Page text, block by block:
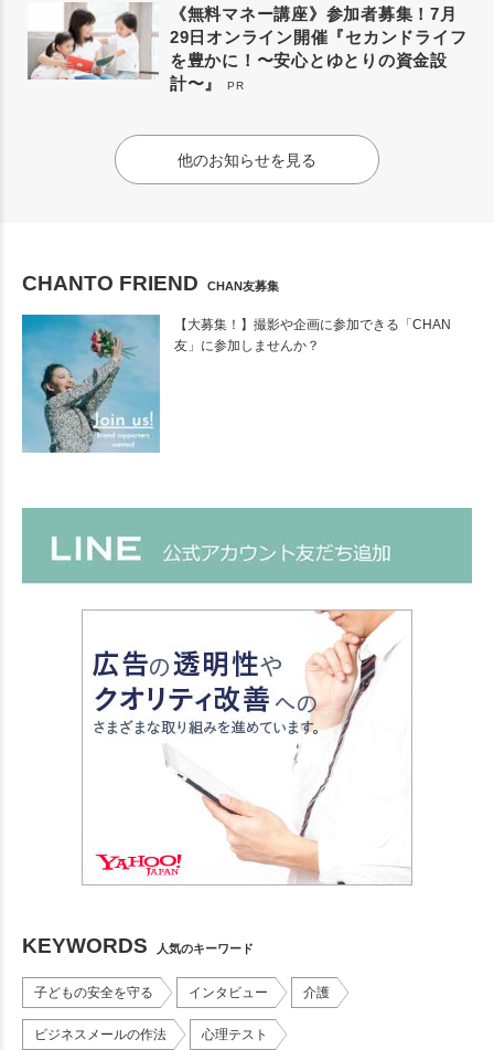
《無料マネー講座》参加者募集！7月
29日オンライン開催『セカンドライフ
を豊かに！〜安心とゆとりの資金設
計〜』
PR
他のお知らせを見る
CHANTO FRIEND CHAN友募集
【大募集！】撮影や企画に参加できる「CHAN
友」に参加しませんか？
KEYWORDS 人気のキーワード
子どもの安全を守る インタビュー 介護
ビジネスメールの作法 心理テスト